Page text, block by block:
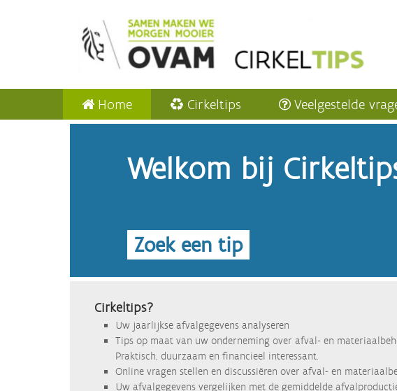
Home Cirkeltips Veelgestelde
Welkom bij
Zoek een tip
Cirkeltips?
Uw jaarlijkse afvalgegevens analyseren
Tips op maat van uw onderneming over afval- en
Praktisch, duurzaam en financieel interessant.
Online vragen stellen en discussiëren over afval- en
Uw afvalgegevens vergelijken met de gemiddelde